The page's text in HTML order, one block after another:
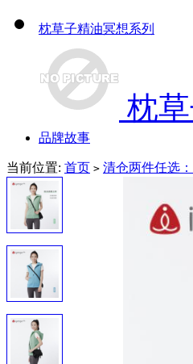
枕草子精油冥想系列
枕
品牌故事
当前位置: 首页 > 清仓两件任选